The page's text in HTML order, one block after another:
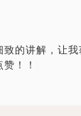
的讲解，让
！！